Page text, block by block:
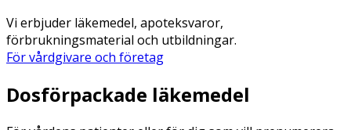
Vi erbjuder läkemedel, apoteksvaror,
förbrukningsmaterial och utbildningar.
För vårdgivare och företag
Dosförpackade läkemedel